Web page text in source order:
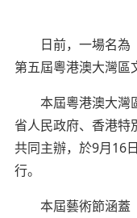
日前，一場名為
第五屆粵港澳大灣區
本屆粵港澳大灣
省人民政府、香港特
共同主辦，於9月16
行。
本屆藝術節涵蓋